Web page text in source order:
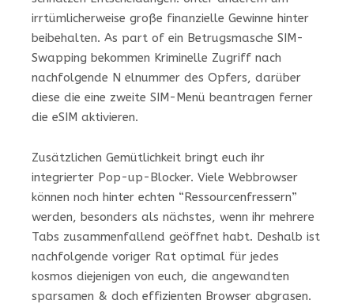
irrtümlicherweise große finanzielle Gewinne hinter
beibehalten. As part of ein Betrugsmasche SIM-
Swapping bekommen Kriminelle Zugriff nach
nachfolgende N elnummer des Opfers, darüber
diese die eine zweite SIM-Menü beantragen ferner
die eSIM aktivieren.
Zusätzlichen Gemütlichkeit bringt euch ihr
integrierter Pop-up-Blocker. Viele Webbrowser
können noch hinter echten “Ressourcenfressern”
werden, besonders als nächstes, wenn ihr mehrere
Tabs zusammenfallend geöffnet habt. Deshalb ist
nachfolgende voriger Rat optimal für jedes
kosmos diejenigen von euch, die angewandten
sparsamen & doch effizienten Browser abgrasen.